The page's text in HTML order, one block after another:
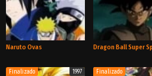
Ova
Naruto Ovas Dragon Ball Super
Finalizado 1997 Finalizado